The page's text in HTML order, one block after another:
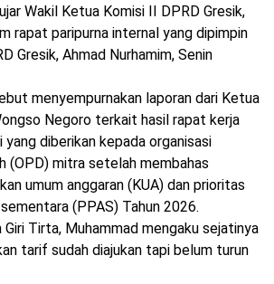
Wakil Ketua Komisi II DPRD Gresik,
rapat paripurna internal yang dipimpin
Gresik, Ahmad Nurhamim, Senin
menyempurnakan laporan dari Ketua
Negoro terkait hasil rapat kerja
yang diberikan kepada organisasi
(OPD) mitra setelah membahas
umum anggaran (KUA) dan prioritas
(PPAS) Tahun 2026.
Giri Tirta, Muhammad mengaku sejatinya
tarif sudah diajukan tapi belum turun